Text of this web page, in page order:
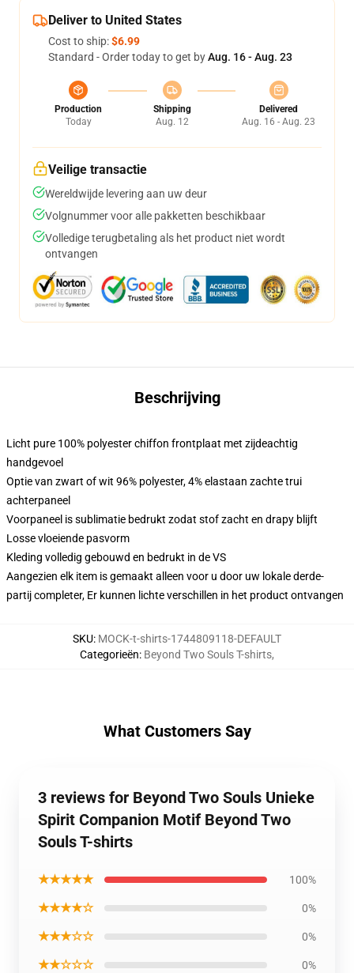
Deliver to United States
Cost to ship:$6.99
Standard - Order today to get byAug. 16 - Aug. 23
Production
Today
Shipping
Aug. 12
Delivered
Aug. 16 - Aug. 23
Veilige transactie
Wereldwijde levering aan uw deur
Volgnummer voor alle pakketten beschikbaar
Volledige terugbetaling als het product niet wordt
ontvangen
Beschrijving
Licht pure 100% polyester chiffon frontplaat met zijdeachtig
handgevoel
Optie van zwart of wit 96% polyester, 4% elastaan zachte trui
achterpaneel
Voorpaneel is sublimatie bedrukt zodat stof zacht en drapy blijft
Losse vloeiende pasvorm
Kleding volledig gebouwd en bedrukt in de VS
Aangezien elk item is gemaakt alleen voor u door uw lokale derde-
partij completer, Er kunnen lichte verschillen in het product ontvangen
SKU: MOCK-t-shirts-1744809118-DEFAULT
Categorieën: Beyond Two Souls T-shirts,
What Customers Say
3 reviews for Beyond Two Souls Unieke
Spirit Companion Motif Beyond Two
Souls T-shirts
★★★★★ 100%
★★★★☆ 0%
★★★☆☆ 0%
★★☆☆☆ 0%